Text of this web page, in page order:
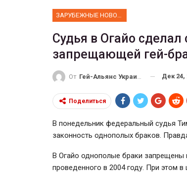
ЗАРУБЕЖНЫЕ НОВОСТИ
Судья в Огайо
запрещающей гей-
От Гей-Альянс Украина Дек 24,
Поделиться
В понедельник федеральный судья
законность однополых браков.
В Огайо однополые браки запрещены
проведенного в 2004 году. При этом